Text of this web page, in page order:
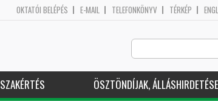
OKTATÓI BELÉPÉS E-MAIL TELEFONKÖNYV TÉRKÉP
SZAKÉRTÉS ÖSZTÖNDÍJAK,